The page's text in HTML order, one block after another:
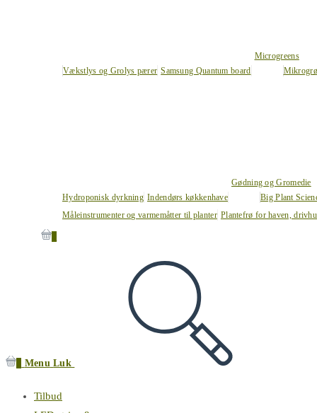
Vækstlys og Grolys pærer Samsung Quantum board
Microgreens
Hydroponisk dyrkning Indendørs køkkenhave
Gødning og Gromedie
Big Plant
Måleinstrumenter og varmemåtter til planter Plantefrø for haven,
Menu Luk
Tilbud